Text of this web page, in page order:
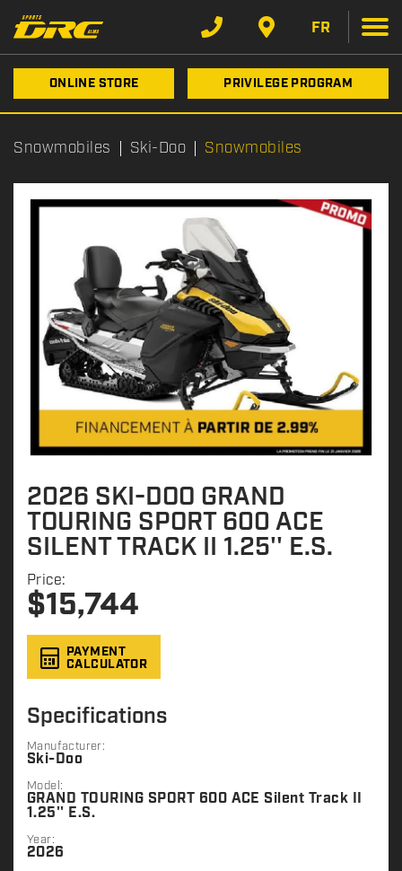
FR
ONLINE STORE PRIVILEGE PROGRAM
Snowmobiles Ski-Doo Snowmobiles
2026 SKI-DOO GRAND
TOURING SPORT 600 ACE
SILENT TRACK II 1.25'' E.S.
Price:
$15,744
PAYMENT
CALCULATOR
Specifications
Manufacturer:
Ski-Doo
Model:
GRAND TOURING SPORT 600 ACE Silent Track II
1.25'' E.S.
Year:
2026